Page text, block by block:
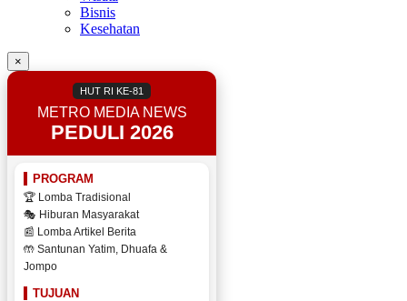
Bisnis
Kesehatan
×
HUT RI KE-81
METRO MEDIA NEWS
PEDULI 2026
PROGRAM
🏆 Lomba Tradisional
🎭 Hiburan Masyarakat
📰 Lomba Artikel Berita
🤲 Santunan Yatim, Dhuafa &
Jompo
TUJUAN